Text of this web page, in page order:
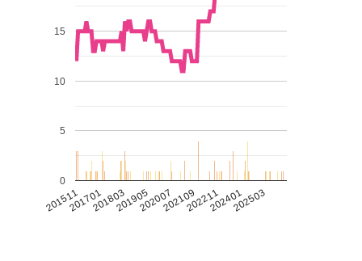
201511201701201803201905202007202109202211202401202503
0
5
10
15